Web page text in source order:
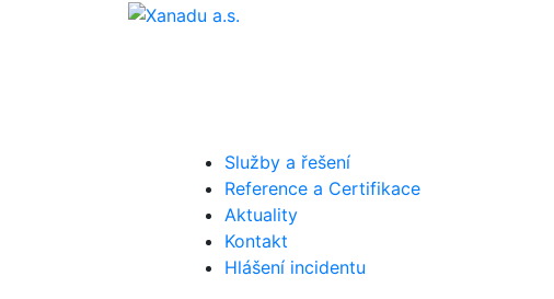
Služby a řešení
Reference a Certifikace
Aktuality
Kontakt
Hlášení incidentu